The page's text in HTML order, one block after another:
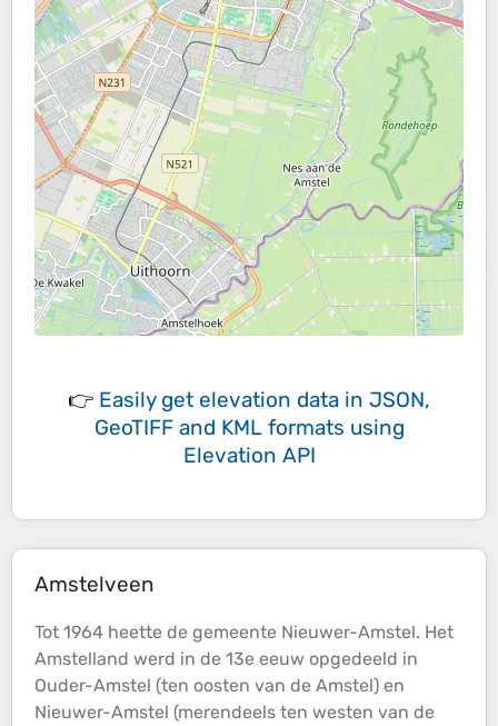
👉 Easily get elevation data in JSON,
GeoTIFF and KML formats using
Elevation API
Amstelveen
Tot 1964 heette de gemeente Nieuwer-Amstel. Het
Amstelland werd in de 13e eeuw opgedeeld in
Ouder-Amstel (ten oosten van de Amstel) en
Nieuwer-Amstel (merendeels ten westen van de